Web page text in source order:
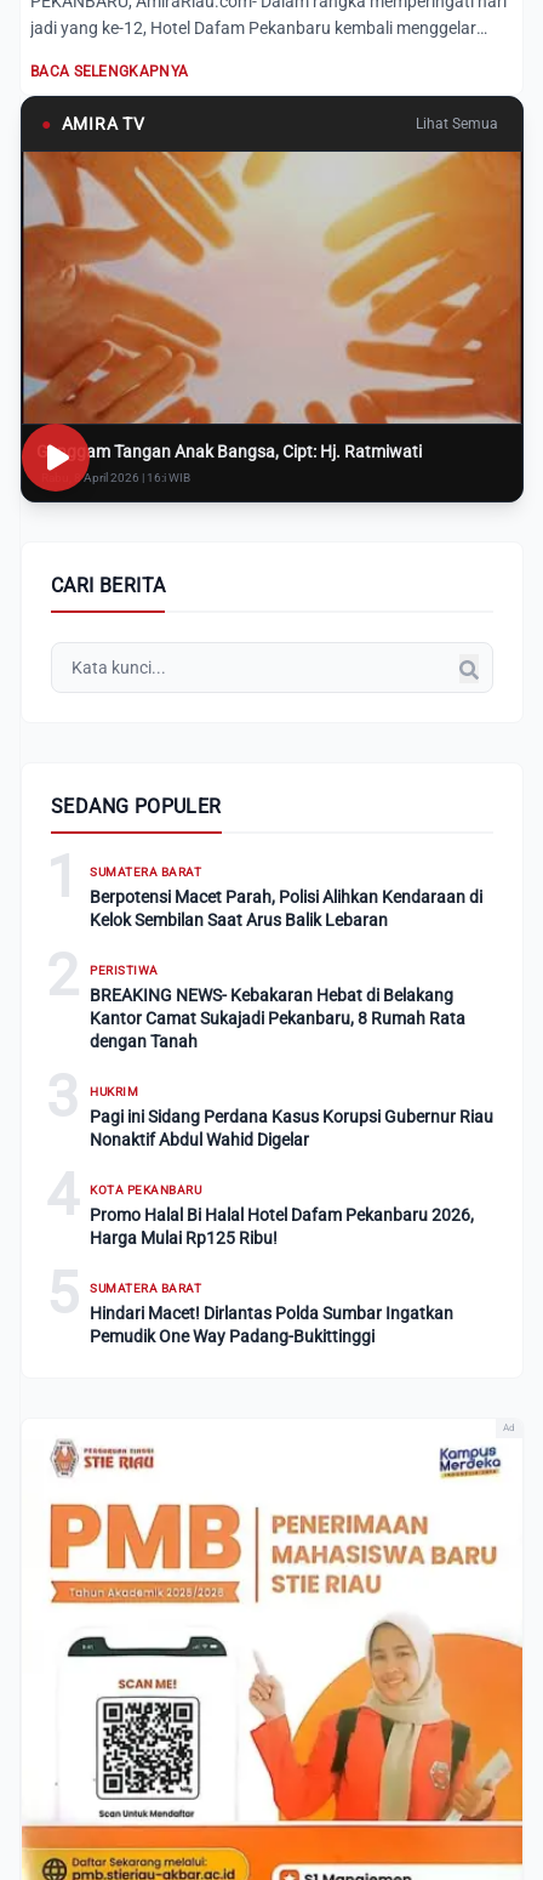
jadi yang ke-12, Hotel Dafam Pekanbaru kembali menggelar
BACA SELENGKAPNYA
● AMIRA TV Lihat Semua
Genggam Tangan Anak Bangsa, Cipt: Hj. Ratmiwati
Rabu, 8 April 2026 | 16:i WIB
CARI BERITA
SEDANG POPULER
1 SUMATERA BARAT
Berpotensi Macet Parah, Polisi Alihkan Kendaraan di
Kelok Sembilan Saat Arus Balik Lebaran
2 PERISTIWA
BREAKING NEWS- Kebakaran Hebat di Belakang
Kantor Camat Sukajadi Pekanbaru, 8 Rumah Rata
dengan Tanah
3 HUKRIM
Pagi ini Sidang Perdana Kasus Korupsi Gubernur Riau
Nonaktif Abdul Wahid Digelar
4 KOTA PEKANBARU
Promo Halal Bi Halal Hotel Dafam Pekanbaru 2026,
Harga Mulai Rp125 Ribu!
5 SUMATERA BARAT
Hindari Macet! Dirlantas Polda Sumbar Ingatkan
Pemudik One Way Padang-Bukittinggi
Ad